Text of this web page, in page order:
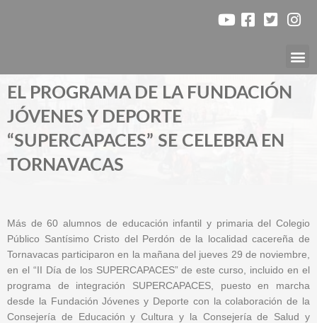
EL PROGRAMA DE LA FUNDACIÓN
JÓVENES Y DEPORTE
“SUPERCAPACES” SE CELEBRA EN
TORNAVACAS
Más de 60 alumnos de educación infantil y primaria del Colegio
Público Santísimo Cristo del Perdón de la localidad cacereña de
Tornavacas participaron en la mañana del jueves 29 de noviembre,
en el “II Día de los SUPERCAPACES” de este curso, incluido en el
programa de integración SUPERCAPACES, puesto en marcha
desde la Fundación Jóvenes y Deporte con la colaboración de la
Consejería de Educación y Cultura y la Consejería de Salud y